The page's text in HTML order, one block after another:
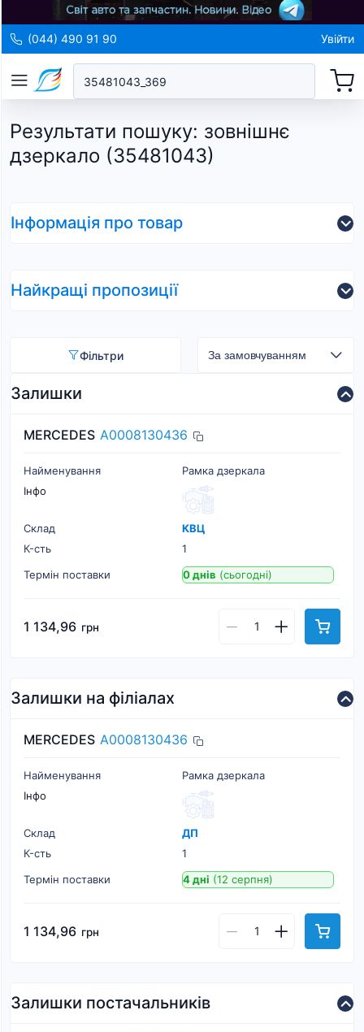
(044) 490 91 90 Увійти
Результати пошуку: зовнішнє
дзеркало (35481043)
Інформація про товар
Найкращі пропозиції
Фільтри
Залишки
MERCEDES A0008130436
Найменування
Рамка дзеркала
Інфо
Склад
КВЦ
К-cть
1
Термін поставки
0 днів (сьогодні)
1 134,96 грн
Залишки на філіалах
MERCEDES A0008130436
Найменування
Рамка дзеркала
Інфо
Склад
ДП
К-cть
1
Термін поставки
4 дні (12 серпня)
1 134,96 грн
Залишки постачальників